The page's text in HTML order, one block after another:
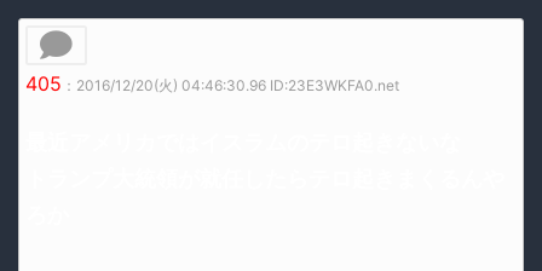
405 ：2016/12/20(火) 04:46:30.96 ID:23E3WKFA0.net